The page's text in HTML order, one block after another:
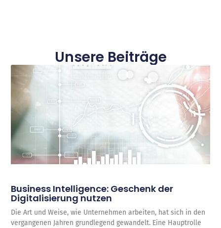
Unsere Beiträge
Business Intelligence: Geschenk der
Digitalisierung nutzen
Die Art und Weise, wie Unternehmen arbeiten, hat sich in den
vergangenen Jahren grundlegend gewandelt. Eine Hauptrolle